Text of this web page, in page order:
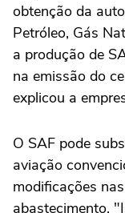
obtenção da
Petróleo, Gás
a produção de
na emissão do
explicou a
O SAF pode
aviação
modificações
abastecimento.